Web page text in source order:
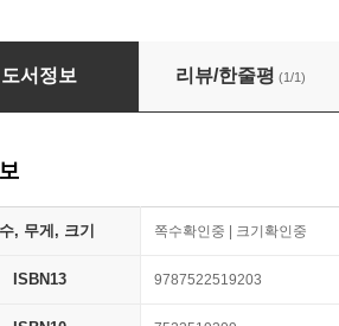
向? 당아비분향니 내가 너에게 달려갈
도서정보 리뷰/한줄평 (1/1)
, 무게, 크기 쪽수확인중 | 크기확인중
ISBN13 9787522519203